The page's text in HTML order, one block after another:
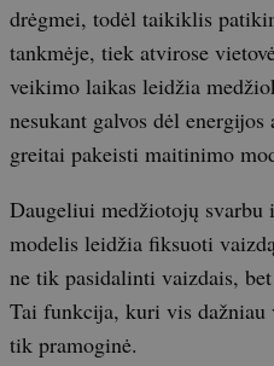
drėgmei, todėl taikiklis
tankmėje, tiek atvirose
veikimo laikas leidžia
nesukant galvos dėl
greitai pakeisti maitinimo
Daugeliui medžiotojų
modelis leidžia fiksuoti
ne tik pasidalinti vaizdais,
Tai funkcija, kuri vis dažniau
tik pramoginė.